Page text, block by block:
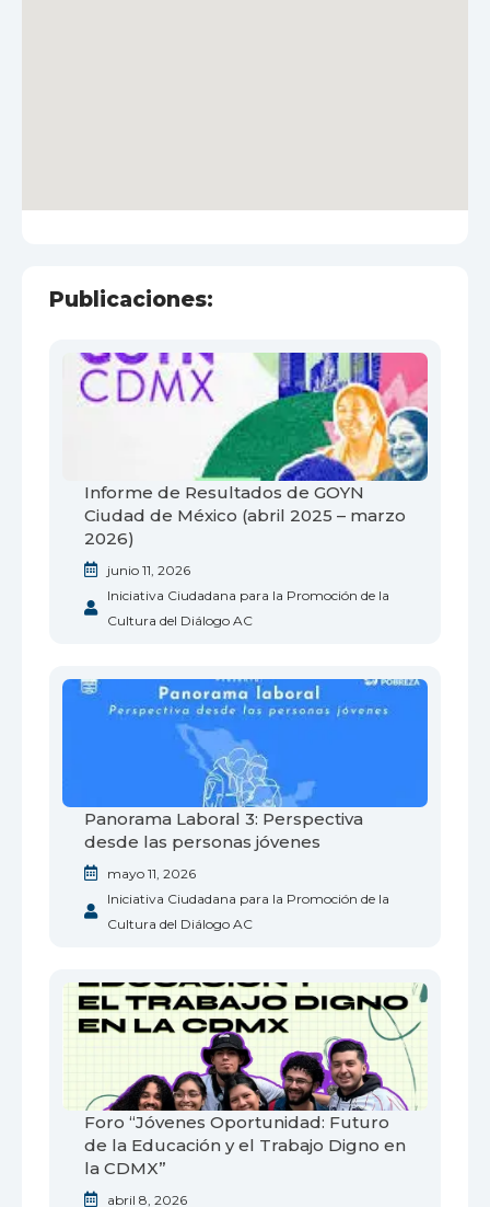
Publicaciones:
Informe de Resultados de GOYN
Ciudad de México (abril 2025 – marzo
2026)
junio 11, 2026
Iniciativa Ciudadana para la Promoción de la
Cultura del Diálogo AC
Panorama Laboral 3: Perspectiva
desde las personas jóvenes
mayo 11, 2026
Iniciativa Ciudadana para la Promoción de la
Cultura del Diálogo AC
Foro “Jóvenes Oportunidad: Futuro
de la Educación y el Trabajo Digno en
la CDMX”
abril 8, 2026